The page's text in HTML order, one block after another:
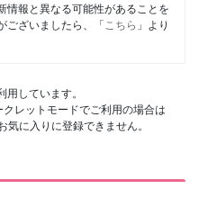
情報と異なる可能性があることを
ございましたら、「 こちら 」より
用しています。
レットモードでご利用の場合は
に入りに登録できません。